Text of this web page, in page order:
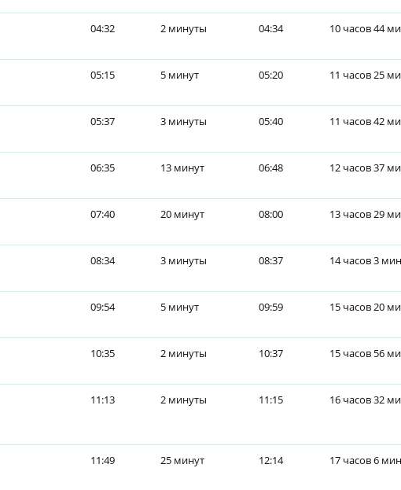
04:32 2 минуты 04:34 10 часов 44
05:15 5 минут 05:20 11 часов 25
05:37 3 минуты 05:40 11 часов 42
06:35 13 минут 06:48 12 часов 37
07:40 20 минут 08:00 13 часов 29
08:34 3 минуты 08:37 14 часов 3
09:54 5 минут 09:59 15 часов 20
10:35 2 минуты 10:37 15 часов 56
11:13 2 минуты 11:15 16 часов 32
11:49 25 минут 12:14 17 часов 6